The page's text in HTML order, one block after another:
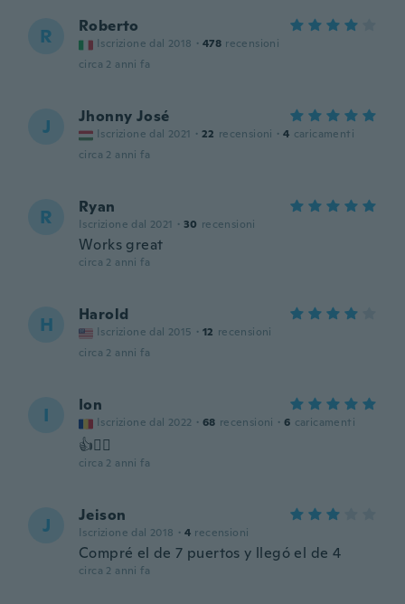
R Roberto
Iscrizione dal 2018 · 478 recensioni
circa 2 anni fa
J Jhonny José
Iscrizione dal 2021 · 22 recensioni · 4 caricamenti
circa 2 anni fa
R Ryan
Iscrizione dal 2021 · 30 recensioni
Works great
circa 2 anni fa
H Harold
Iscrizione dal 2015 · 12 recensioni
circa 2 anni fa
I Ion
Iscrizione dal 2022 · 68 recensioni · 6 caricamenti
👍🙋‍♂️
circa 2 anni fa
J Jeison
Iscrizione dal 2018 · 4 recensioni
Compré el de 7 puertos y llegó el de 4
circa 2 anni fa